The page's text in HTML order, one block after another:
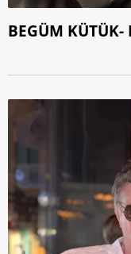
BEGÜM KÜTÜK-